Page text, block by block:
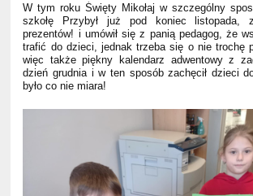
W tym roku Święty Mikołaj w szczególny
szkołę Przybył już pod koniec listopada, z
prezentów! i umówił się z panią pedagog, że
trafić do dzieci, jednak trzeba się o nie trochę
więc także piękny kalendarz adwentowy z
dzień grudnia i w ten sposób zachęcił dzieci
było co nie miara!